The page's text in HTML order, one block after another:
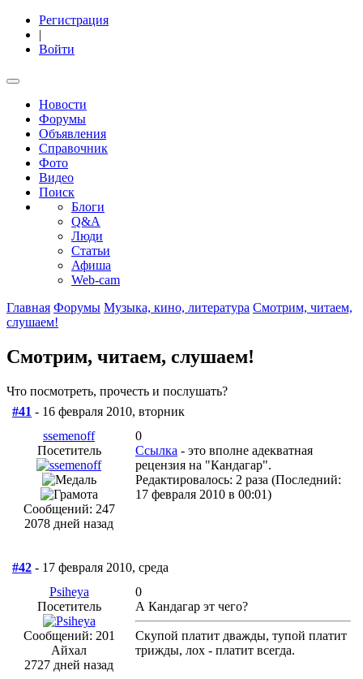
Регистрация
|
Войти
Новости
Форумы
Объявления
Справочник
Фото
Видео
Поиск
Блоги
Q&A
Люди
Статьи
Афиша
Web-cam
Главная Форумы Музыка, кино, литература Смотрим, читаем,
слушаем!
Смотрим, читаем, слушаем!
Что посмотреть, прочесть и послушать?
#41 - 16 февраля 2010, вторник
ssemenoff
Посетитель
Сообщений: 247
2078 дней назад
0
Ссылка - это вполне адекватная
рецензия на "Кандагар".
Редактировалось: 2 раза (Последний:
17 февраля 2010 в 00:01)
#42 - 17 февраля 2010, среда
Psiheya
Посетитель
Сообщений: 201
Айхал
2727 дней назад
0
А Кандагар эт чего?
Скупой платит дважды, тупой платит
трижды, лох - платит всегда.